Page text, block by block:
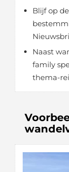
Blijf op
Naast
family
thema-